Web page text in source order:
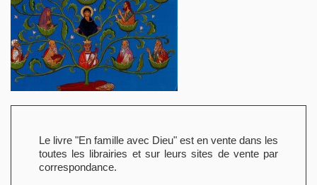
Le livre "En famille avec Dieu" est en vente dans les
toutes les librairies et sur leurs sites de vente par
correspondance.